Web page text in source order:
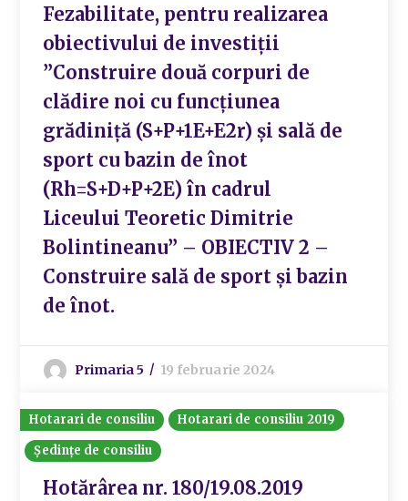
Fezabilitate, pentru realizarea
obiectivului de investiții
”Construire două corpuri de
clădire noi cu funcțiunea
grădiniță (S+P+1E+E2r) și sală de
sport cu bazin de înot
(Rh=S+D+P+2E) în cadrul
Liceului Teoretic Dimitrie
Bolintineanu” – OBIECTIV 2 –
Construire sală de sport și bazin
de înot.
Primaria 5 19 februarie 2024
Hotarari de consiliu
Hotarari de consiliu 2019
Ședințe de consiliu
Hotărârea nr. 180/19.08.2019